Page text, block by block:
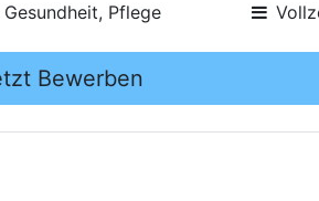
Pflege
Bewerben